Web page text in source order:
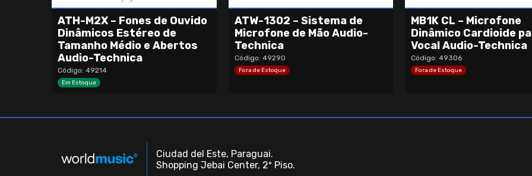
ATH-M2X – Fones de Ouvido
Dinâmicos Estéreo de
Tamanho Médio e Abertos
Audio-Technica
Código: 49214
Em Estoque
ATW-1302 – Sistema de
Microfone de Mão Audio-
Technica
Código: 49290
Fora de Estoque
MB1K CL – Microfone
Dinâmico Cardioide
Vocal Audio-Technica
Código: 49306
Fora de Estoque
Ciudad del Este, Paraguai.
Shopping Jebai Center, 2º Piso.